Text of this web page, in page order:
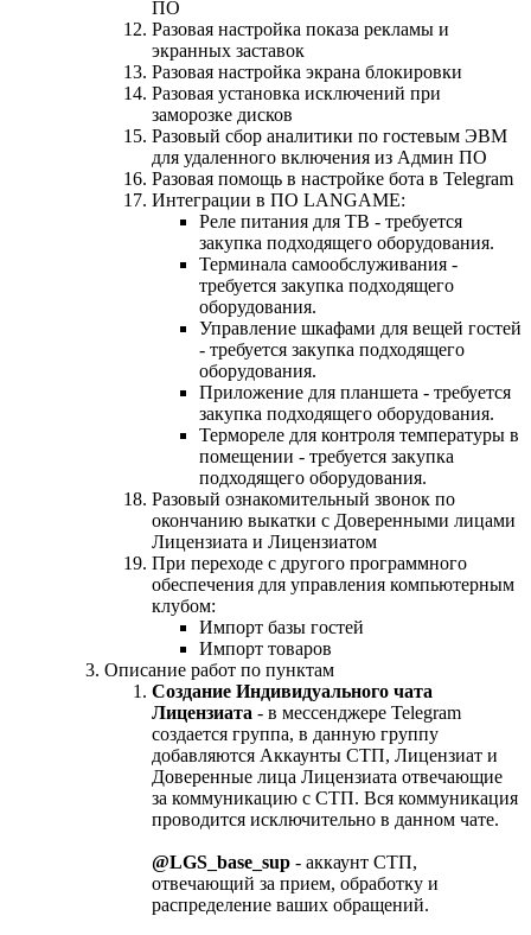
ПО
Разовая настройка показа рекламы и
экранных заставок
Разовая настройка экрана блокировки
Разовая установка исключений при
заморозке дисков
Разовый сбор аналитики по гостевым ЭВМ
для удаленного включения из Админ ПО
Разовая помощь в настройке бота в Telegram
Интеграции в ПО LANGAME:
Реле питания для ТВ - требуется
закупка подходящего оборудования.
Терминала самообслуживания -
требуется закупка подходящего
оборудования.
Управление шкафами для вещей гостей
- требуется закупка подходящего
оборудования.
Приложение для планшета - требуется
закупка подходящего оборудования.
Термореле для контроля температуры в
помещении - требуется закупка
подходящего оборудования.
Разовый ознакомительный звонок по
окончанию выкатки с Доверенными лицами
Лицензиата и Лицензиатом
При переходе с другого программного
обеспечения для управления компьютерным
клубом:
Импорт базы гостей
Импорт товаров
Описание работ по пунктам
Создание Индивидуального чата
Лицензиата - в мессенджере Telegram
создается группа, в данную группу
добавляются Аккаунты СТП, Лицензиат и
Доверенные лица Лицензиата отвечающие
за коммуникацию с СТП. Вся коммуникация
проводится исключительно в данном чате.
@LGS_base_sup - аккаунт СТП,
отвечающий за прием, обработĸу и
распределение ваших обращений.